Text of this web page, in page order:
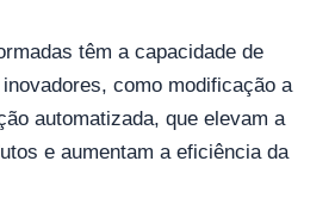
têm a capacidade de
como modificação a
automatizada, que elevam a
e aumentam a eficiência da